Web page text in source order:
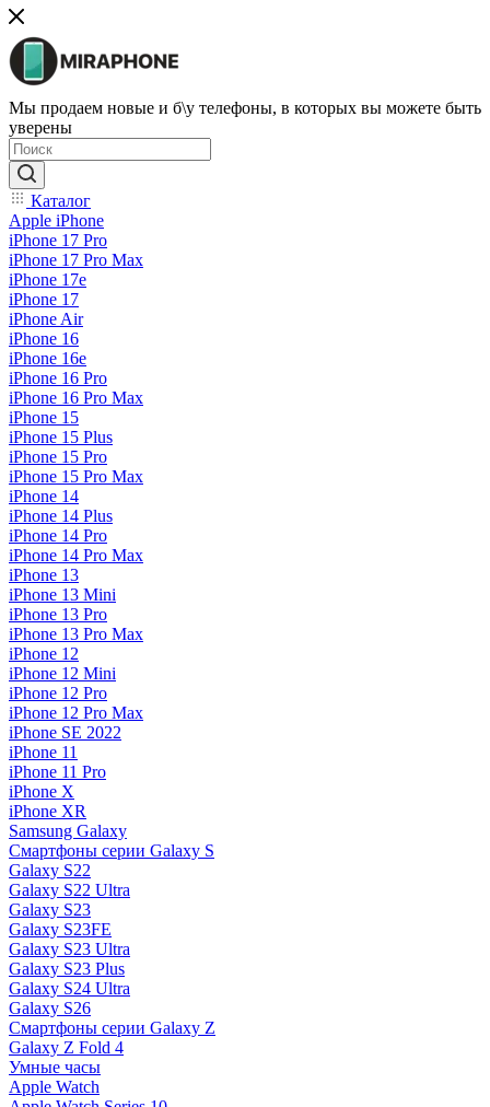
Мы продаем новые и б\у телефоны, в которых вы можете быть
уверены
Каталог
Apple iPhone
iPhone 17 Pro
iPhone 17 Pro Max
iPhone 17e
iPhone 17
iPhone Air
iPhone 16
iPhone 16e
iPhone 16 Pro
iPhone 16 Pro Max
iPhone 15
iPhone 15 Plus
iPhone 15 Pro
iPhone 15 Pro Max
iPhone 14
iPhone 14 Plus
iPhone 14 Pro
iPhone 14 Pro Max
iPhone 13
iPhone 13 Mini
iPhone 13 Pro
iPhone 13 Pro Max
iPhone 12
iPhone 12 Mini
iPhone 12 Pro
iPhone 12 Pro Max
iPhone SE 2022
iPhone 11
iPhone 11 Pro
iPhone X
iPhone XR
Samsung Galaxy
Смартфоны серии Galaxy S
Galaxy S22
Galaxy S22 Ultra
Galaxy S23
Galaxy S23FE
Galaxy S23 Ultra
Galaxy S23 Plus
Galaxy S24 Ultra
Galaxy S26
Смартфоны серии Galaxy Z
Galaxy Z Fold 4
Умные часы
Apple Watch